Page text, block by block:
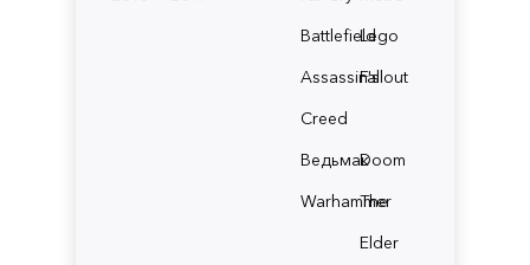
BattlefieldLego
Assassin's
Creed
Fallout
ВедьмакDoom
Warhammer
The
Elder